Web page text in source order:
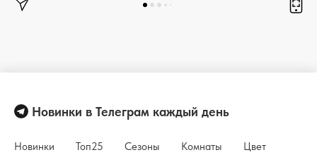
Новинки в Телеграм каждый день
Новинки Топ25 Сезоны Комнаты
Цвет